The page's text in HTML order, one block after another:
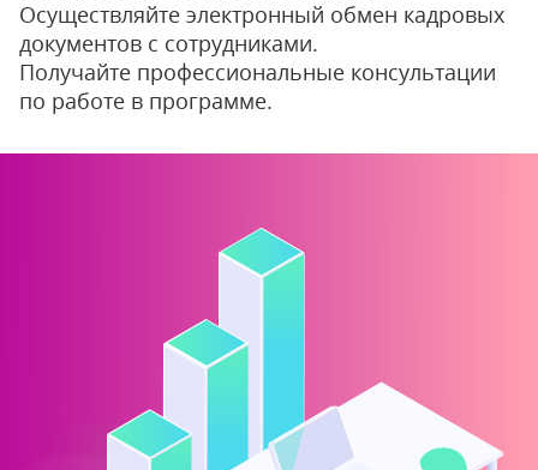
Осуществляйте электронный обмен кадровых
документов с сотрудниками.
Получайте профессиональные консультации
по работе в программе.